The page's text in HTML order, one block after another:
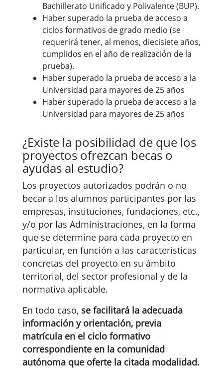
Bachillerato Unificado y Polivalente (BUP).
Haber superado la prueba de acceso a
ciclos formativos de grado medio (se
requerirá tener, al menos, diecisiete años,
cumplidos en el año de realización de la
prueba).
Haber superado la prueba de acceso a la
Universidad para mayores de 25 años
Haber superado la prueba de acceso a la
Universidad para mayores de 25 años
¿Existe la posibilidad de que los
proyectos ofrezcan becas o
ayudas al estudio?
Los proyectos autorizados podrán o no
becar a los alumnos participantes por las
empresas, instituciones, fundaciones, etc.,
y/o por las Administraciones, en la forma
que se determine para cada proyecto en
particular, en función a las características
concretas del proyecto en su ámbito
territorial, del sector profesional y de la
normativa aplicable.
En todo caso, se facilitará la adecuada
información y orientación, previa
matrícula en el ciclo formativo
correspondiente en la comunidad
autónoma que oferte la citada modalidad.